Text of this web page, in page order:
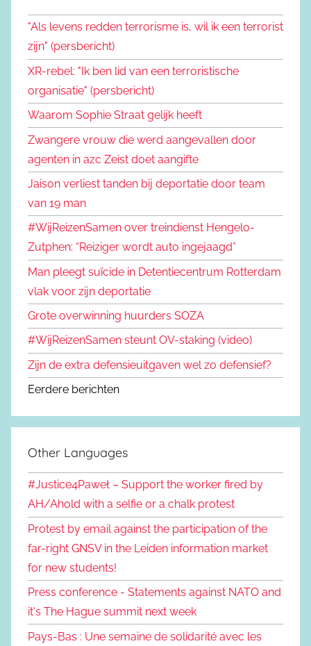
"Als levens redden terrorisme is, wil ik een terrorist
zijn" (persbericht)
XR-rebel: "Ik ben lid van een terroristische
organisatie" (persbericht)
Waarom Sophie Straat gelijk heeft
Zwangere vrouw die werd aangevallen door
agenten in azc Zeist doet aangifte
Jaison verliest tanden bij deportatie door team
van 19 man
#WijReizenSamen over treindienst Hengelo-
Zutphen: “Reiziger wordt auto ingejaagd”
Man pleegt suïcide in Detentiecentrum Rotterdam
vlak voor zijn deportatie
Grote overwinning huurders SOZA
#WijReizenSamen steunt OV-staking (video)
Zijn de extra defensieuitgaven wel zo defensief?
Eerdere berichten
Other Languages
#Justice4Paweł – Support the worker fired by
AH/Ahold with a selfie or a chalk protest
Protest by email against the participation of the
far-right GNSV in the Leiden information market
for new students!
Press conference - Statements against NATO and
it's The Hague summit next week
Pays-Bas : Une semaine de solidarité avec les